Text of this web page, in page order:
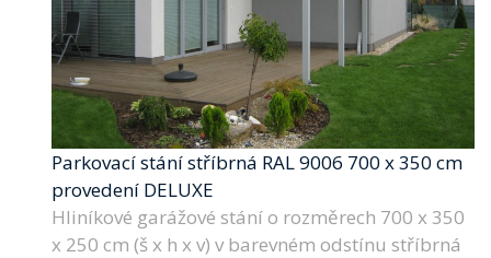
Parkovací stání stříbrná RAL 9006 700 x 350 cm
provedení DELUXE
Hliníkové garážové stání o rozměrech 700 x 350
x 250 cm (š x h x v) v barevném odstínu stříbrná